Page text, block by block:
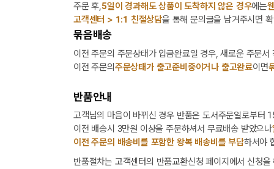
주문 후,5일이 경과해도 상품이 도착하지 않은 경우에는
고객센터 > 1:1 친절상담을 통해 문의글을 남겨주시면
묶음배송
이전 주문의 주문상태가 입금완료일 경우, 새로운 주문
이전 주문의 주문상태가 출고준비중이거나 출고완료이면
반품안내
고객님의 마음이 바뀌신 경우 반품은 도서주문일로부터
이전 배송시 3만원 이상을 주문하셔서 무료배송 받았으나
이전 주문의 배송비를 포함한 왕복 배송비를 부담하셔야
반품절차는 고객센터의 반품교환신청 페이지에서 신청